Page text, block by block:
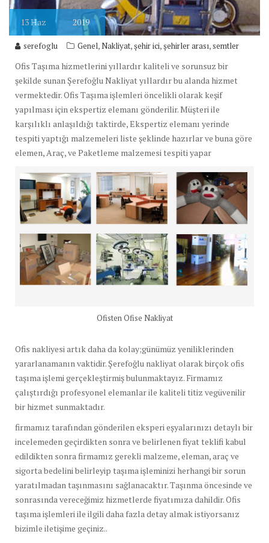
13Haz 2019
serefoglu Genel,Nakliyat,şehir ici,şehirler arası,semtler
Ofis Taşıma hizmetlerini yıllardır kaliteli ve sorunsuz bir
şekilde sunan Şerefoğlu Nakliyat yıllardır bu alanda hizmet
vermektedir. Ofis Taşıma işlemleri öncelikli olarak keşif
yapılması için ekspertiz elemanı gönderilir. Müşteri ile
karşılıklı anlaşıldığı taktirde, Ekspertiz elemanı yerinde
tespiti yaptığı malzemeleri liste şeklinde hazırlar ve buna göre
elemen, Araç, ve Paketleme malzemesi tespiti yapar
Ofisten Ofise Nakliyat
Ofis nakliyesi artık daha da kolay;günümüz yeniliklerinden
yararlanamanın vaktidir. Şerefoğlu nakliyat olarak birçok ofis
taşıma işlemi gerçekleştirmiş bulunmaktayız. Firmamız
çalıştırdığı profesyonel elemanlar ile kaliteli titiz vegüvenilir
bir hizmet sunmaktadır.
firmamız tarafından gönderilen eksperi eşyalarınızı detaylı bir
incelemeden geçirdikten sonra ve belirlenen fiyat teklifi kabul
edildikten sonra firmamız gerekli malzeme, eleman, araç ve
sigorta bedelini belirleyip taşıma işleminizi herhangi bir sorun
yaratılmadan taşınmasını sağlanacaktır. Taşınma öncesinde ve
sonrasında vereceğimiz hizmetlerde fiyatımıza dahildir. Ofis
taşıma işlemleri ile ilgili daha fazla detay almak istiyorsanız
bizimle iletişime geçiniz..